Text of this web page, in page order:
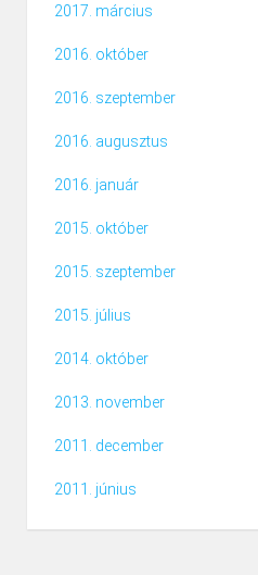
2017. március
2016. október
2016. szeptember
2016. augusztus
2016. január
2015. október
2015. szeptember
2015. július
2014. október
2013. november
2011. december
2011. június